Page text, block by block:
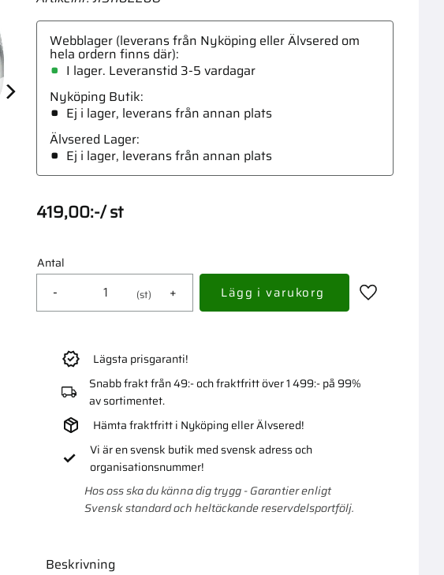
419,00:-/st
Antal
st +
- Lägg till i
Lägsta prisgaranti!
Snabb frakt från 49:- och fraktfritt över 1 499:- på 99%
av sortimentet.
Hämta fraktfritt i Nyköping eller Älvsered!
Vi är en svensk butik med svensk adress och
organisationsnummer!
Hos oss ska du känna dig trygg - Garantier enligt
Svensk standard och heltäckande reservdelsportfölj.
Webblager (leverans från Nyköping eller Älvsered om
hela ordern finns där)
I lager. Leveranstid 3-5 vardagar
Nyköping Butik
Ej i lager, leverans från annan plats
Älvsered Lager
Ej i lager, leverans från annan plats
Beskrivning